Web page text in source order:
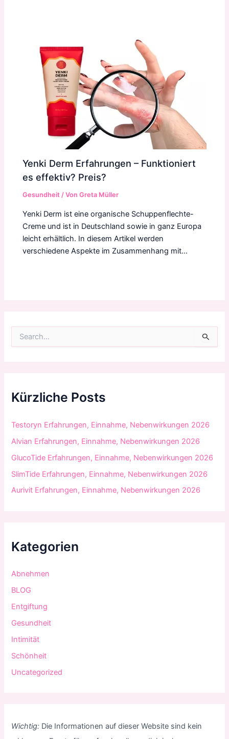
Yenki Derm Erfahrungen – Funktioniert
es effektiv? Preis?
Gesundheit / VonGreta Müller
Yenki Derm ist eine organische Schuppenflechte-
Creme und ist in Deutschland sowie in ganz Europa
leicht erhältlich. In diesem Artikel werden
verschiedene Aspekte im Zusammenhang mit…
n
a
h
Kürzliche Posts
Testoryn Erfahrungen, Einnahme, Nebenwirkungen 2026
Alvian Erfahrungen, Einnahme, Nebenwirkungen 2026
GlucoTide Erfahrungen, Einnahme, Nebenwirkungen 2026
SlimTide Erfahrungen, Einnahme, Nebenwirkungen 2026
Aurivit Erfahrungen, Einnahme, Nebenwirkungen 2026
Kategorien
Abnehmen
BLOG
Entgiftung
Gesundheit
Intimität
Schönheit
Uncategorized
Wichtig: Die Informationen auf dieser Website sind kein